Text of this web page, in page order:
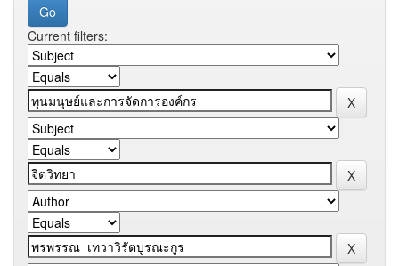
Current filters: